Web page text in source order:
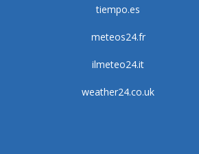
tiempo.es
meteos24.fr
ilmeteo24.it
weather24.co.uk